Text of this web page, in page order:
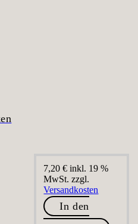
7,20€ inkl. 19 %
MwSt. zzgl.
Versandkosten
In den